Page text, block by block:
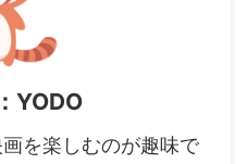
YODO
を楽しむのが趣味で